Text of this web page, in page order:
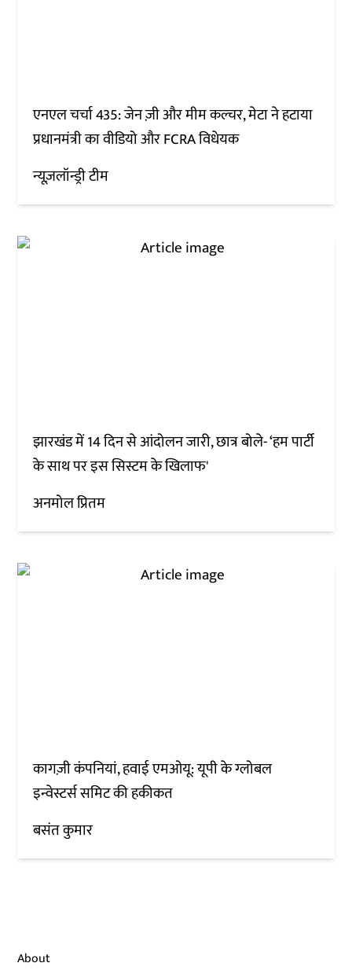
एनएल चर्चा 435: जेन ज़ी और मीम कल्चर, मेटा ने हटाया
प्रधानमंत्री का वीडियो और FCRA विधेयक
न्यूज़लॉन्ड्री टीम
झारखंड में 14 दिन से आंदोलन जारी, छात्र बोले- ‘हम पार्टी
के साथ पर इस सिस्टम के खिलाफ'
अनमोल प्रितम
कागज़ी कंपनियां, हवाई एमओयू: यूपी के ग्लोबल
इन्वेस्टर्स समिट की हकीकत
बसंत कुमार
About